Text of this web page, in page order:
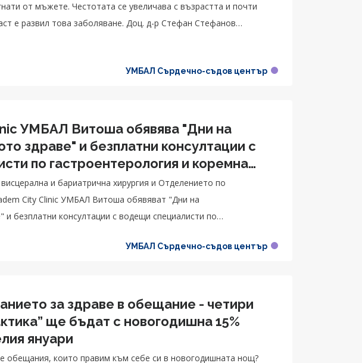
от мъжете. Честотата се увеличава с възрастта и почти
е развил това заболяване. Доц. д-р Стефан Стефанов
УМБАЛ Сърдечно-съдов център
УМБАЛ Витоша обявява "Дни на
здраве" и безплатни консултации с
по гастроентерология и коремна
и бариатрична хирургия и Отделението по
City Clinic УМБАЛ Витоша обявяват "Дни на
и безплатни консултации с водещи специалисти по
УМБАЛ Сърдечно-съдов център
за здраве в обещание - четири
ще бъдат с новогодишна 15%
януари
обещания, които правим към себе си в новогодишната нощ?